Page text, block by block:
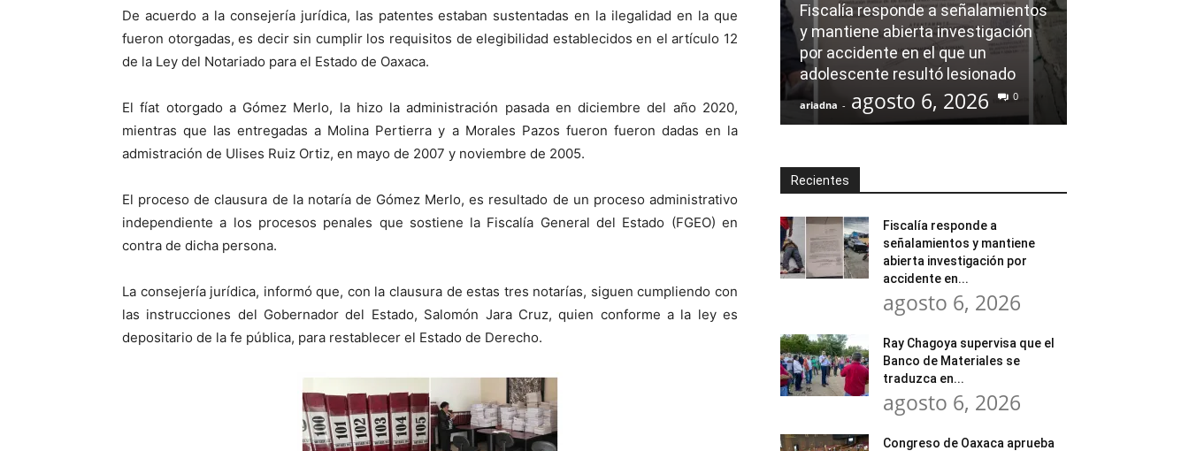
De acuerdo a la consejería jurídica, las patentes estaban sustentadas en la ilegalidad en la que
fueron otorgadas, es decir sin cumplir los requisitos de elegibilidad establecidos en el artículo 12
de la Ley del Notariado para el Estado de Oaxaca.
El fíat otorgado a Gómez Merlo, la hizo la administración pasada en diciembre del año 2020,
mientras que las entregadas a Molina Pertierra y a Morales Pazos fueron fueron dadas en la
admistración de Ulises Ruiz Ortiz, en mayo de 2007 y noviembre de 2005.
El proceso de clausura de la notaría de Gómez Merlo, es resultado de un proceso administrativo
independiente a los procesos penales que sostiene la Fiscalía General del Estado (FGEO) en
contra de dicha persona.
La consejería jurídica, informó que, con la clausura de estas tres notarías, siguen cumpliendo con
las instrucciones del Gobernador del Estado, Salomón Jara Cruz, quien conforme a la ley es
depositario de la fe pública, para restablecer el Estado de Derecho.
Fiscalía responde a señalamientos
y mantiene abierta investigación
por accidente en el que un
adolescente resultó lesionado
ariadna - agosto 6, 2026 0
Recientes
Fiscalía responde a
señalamientos y mantiene
abierta investigación por
accidente en...
agosto 6, 2026
Ray Chagoya supervisa que el
Banco de Materiales se
traduzca en...
agosto 6, 2026
Congreso de Oaxaca aprueba